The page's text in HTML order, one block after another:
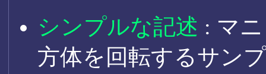
シンプルな記述 : マ
方体を回転するサン